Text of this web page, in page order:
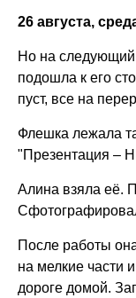
26 августа,
Но на
подошла к его
пуст, все на
Флешка лежала
"Презентация –
Алина взяла её.
После работы
на мелкие части
дороге домой.